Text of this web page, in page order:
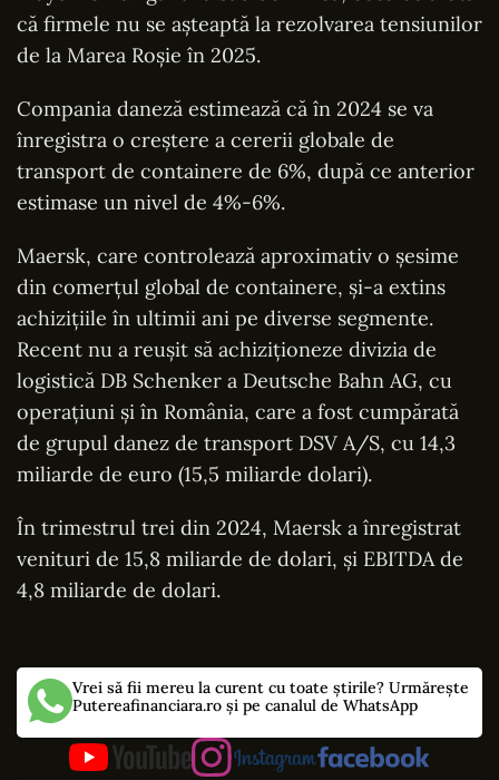
că firmele nu se aşteaptă la rezolvarea tensiunilor
de la Marea Roşie în 2025.
Compania daneză estimează că în 2024 se va
înregistra o creştere a cererii globale de
transport de containere de 6%, după ce anterior
estimase un nivel de 4%-6%.
Maersk, care controlează aproximativ o şesime
din comerţul global de containere, şi-a extins
achiziţiile în ultimii ani pe diverse segmente.
Recent nu a reuşit să achiziţioneze divizia de
logistică DB Schenker a Deutsche Bahn AG, cu
operațiuni și în România, care a fost cumpărată
de grupul danez de transport DSV A/S, cu 14,3
miliarde de euro (15,5 miliarde dolari).
În trimestrul trei din 2024, Maersk a înregistrat
venituri de 15,8 miliarde de dolari, şi EBITDA de
4,8 miliarde de dolari.
Vrei să fii mereu la curent cu toate știrile? Urmărește
Putereafinanciara.ro și pe canalul de WhatsApp